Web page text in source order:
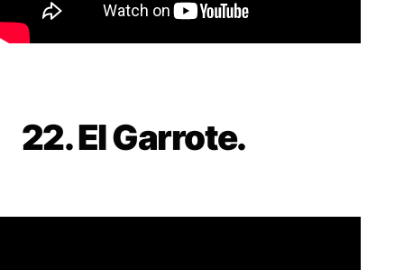
22. El Garrote.